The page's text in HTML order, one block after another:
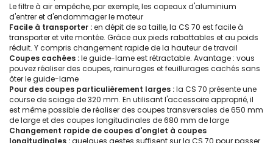
Le filtre à air empêche, par exemple, les copeaux d'aluminium
d'entrer et d'endommager le moteur
Facile à transporter :en dépit de sa taille, la CS 70 est facile à
transporter et vite montée. Grâce aux pieds rabattables et au poids
réduit. Y compris changement rapide de la hauteur de travail
Coupes cachées :le guide-lame est rétractable. Avantage : vous
pouvez réaliser des coupes, rainurages et feuillurages cachés sans
ôter le guide-lame
Pour des coupes particulièrement larges :la CS 70 présente une
course de sciage de 320 mm. En utilisant l'accessoire approprié, il
est même possible de réaliser des coupes transversales de 650 mm
de large et des coupes longitudinales de 680 mm de large
Changement rapide de coupes d'onglet à coupes
longitudinales :quelques gestes suffisent sur la CS 70 pour passer